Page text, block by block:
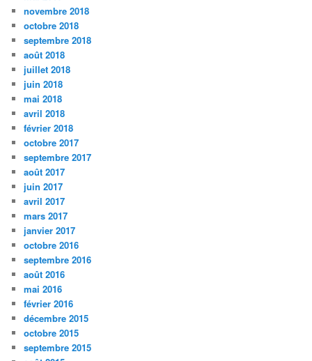
novembre 2018
octobre 2018
septembre 2018
août 2018
juillet 2018
juin 2018
mai 2018
avril 2018
février 2018
octobre 2017
septembre 2017
août 2017
juin 2017
avril 2017
mars 2017
janvier 2017
octobre 2016
septembre 2016
août 2016
mai 2016
février 2016
décembre 2015
octobre 2015
septembre 2015